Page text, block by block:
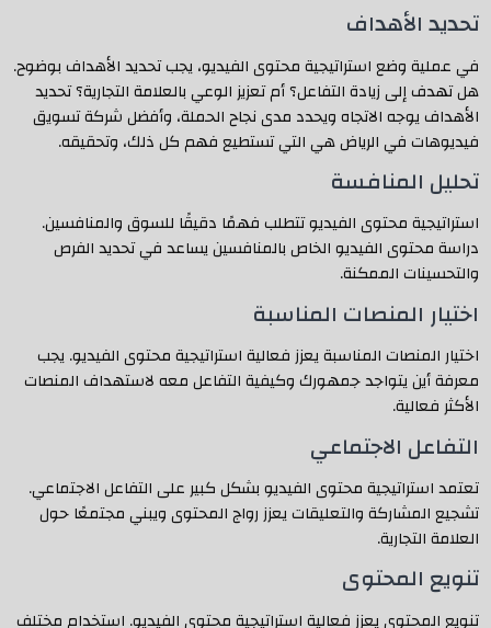
تحديد الأهداف
في عملية وضع استراتيجية محتوى الفيديو، يجب تحديد الأهداف بوضوح.
هل تهدف إلى زيادة التفاعل؟ أم تعزيز الوعي بالعلامة التجارية؟ تحديد
الأهداف يوجه الاتجاه ويحدد مدى نجاح الحملة، وأفضل شركة تسويق
فيديوهات في الرياض هي التي تستطيع فهم كل ذلك، وتحقيقه.
تحليل المنافسة
استراتيجية محتوى الفيديو تتطلب فهمًا دقيقًا للسوق والمنافسين.
دراسة محتوى الفيديو الخاص بالمنافسين يساعد في تحديد الفرص
والتحسينات الممكنة.
اختيار المنصات المناسبة
اختيار المنصات المناسبة يعزز فعالية استراتيجية محتوى الفيديو. يجب
معرفة أين يتواجد جمهورك وكيفية التفاعل معه لاستهداف المنصات
الأكثر فعالية.
التفاعل الاجتماعي
تعتمد استراتيجية محتوى الفيديو بشكل كبير على التفاعل الاجتماعي.
تشجيع المشاركة والتعليقات يعزز رواج المحتوى ويبني مجتمعًا حول
العلامة التجارية.
تنويع المحتوى
تنويع المحتوى يعزز فعالية استراتيجية محتوى الفيديو. استخدام مختلف